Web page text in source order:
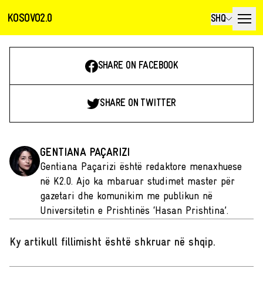
KOSOVO2.0 SHQ
SHARE ON FACEBOOK
SHARE ON TWITTER
GENTIANA PAÇARIZI
Gentiana Paçarizi është redaktore menaxhuese
në K2.0. Ajo ka mbaruar studimet master për
gazetari dhe komunikim me publikun në
Universitetin e Prishtinës ‘Hasan Prishtina’.
Ky artikull fillimisht është shkruar në shqip.